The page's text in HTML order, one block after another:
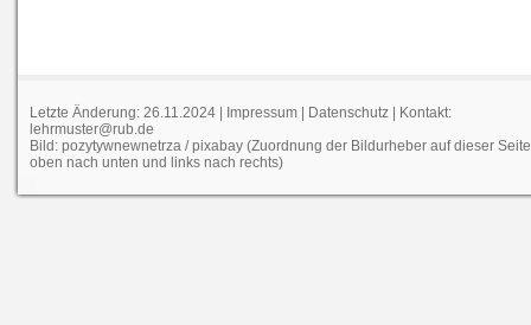
Letzte Änderung: 26.11.2024 | Impressum | Datenschutz | Kontakt:
lehrmuster@rub.de
Bild: pozytywnewnetrza / pixabay (Zuordnung der Bildurheber auf dieser
oben nach unten und links nach rechts)